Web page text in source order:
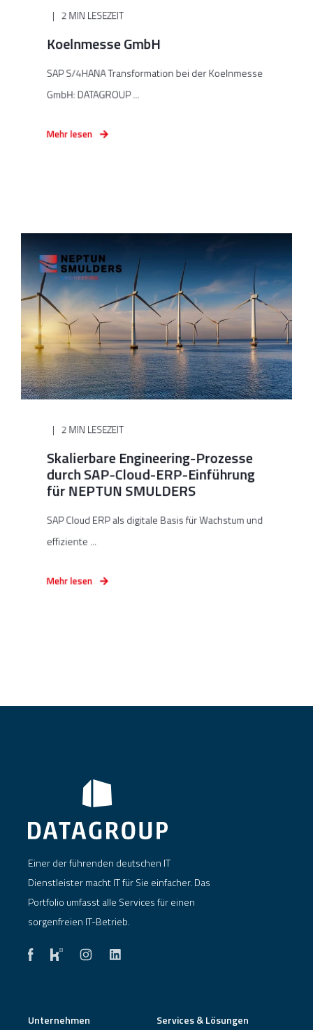
2 MIN LESEZEIT
Koelnmesse GmbH
SAP S/4HANA Transformation bei der Koelnmesse
GmbH: DATAGROUP ...
Mehr lesen
2 MIN LESEZEIT
Skalierbare Engineering-Prozesse
durch SAP-Cloud-ERP-Einführung
für NEPTUN SMULDERS
SAP Cloud ERP als digitale Basis für Wachstum und
effiziente ...
Mehr lesen
Einer der führenden deutschen IT
Dienstleister macht IT für Sie einfacher. Das
Portfolio umfasst alle Services für einen
sorgenfreien IT-Betrieb.
Unternehmen Services & Lösungen